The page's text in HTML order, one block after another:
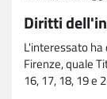
Diritti
L'interessato
Firenze, quale
16, 17, 18, 19 e